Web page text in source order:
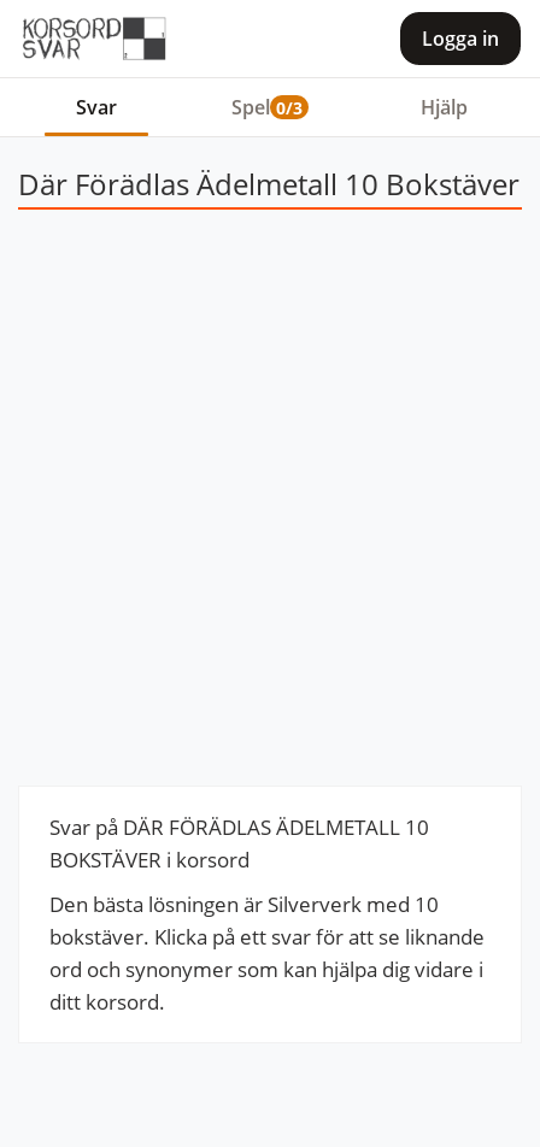
Logga in
Svar Spel 0/3 Hjälp
Där Förädlas Ädelmetall 10 Bokstäver
Svar på DÄR FÖRÄDLAS ÄDELMETALL 10
BOKSTÄVER i korsord
Den bästa lösningen är Silververk med 10
bokstäver. Klicka på ett svar för att se liknande
ord och synonymer som kan hjälpa dig vidare i
ditt korsord.